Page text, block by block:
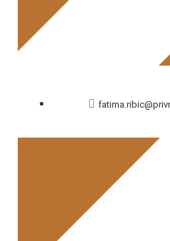
Fatima